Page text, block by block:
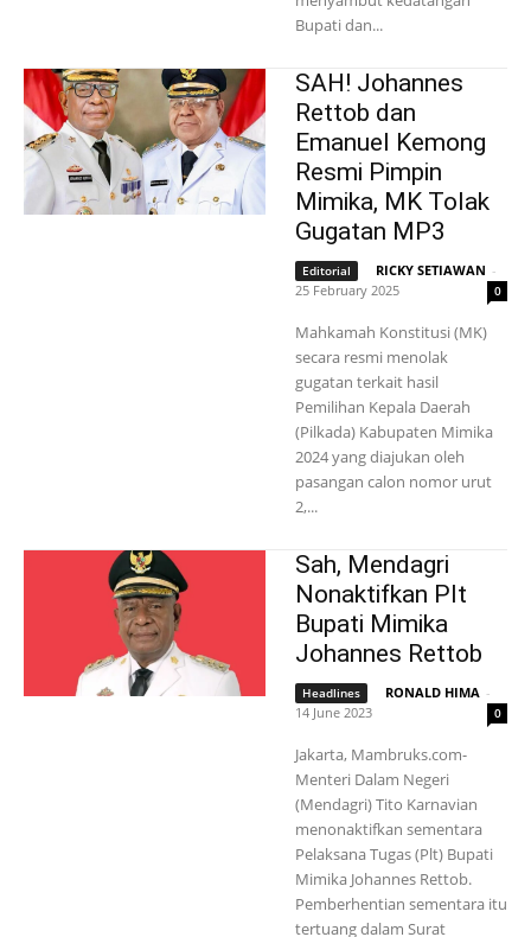
Bupati dan...
SAH! Johannes
Rettob dan
Emanuel Kemong
Resmi Pimpin
Mimika, MK Tolak
Gugatan MP3
Editorial RICKY SETIAWAN -
25 February 2025
0
Mahkamah Konstitusi (MK)
secara resmi menolak
gugatan terkait hasil
Pemilihan Kepala Daerah
(Pilkada) Kabupaten Mimika
2024 yang diajukan oleh
pasangan calon nomor urut
2,...
Sah, Mendagri
Nonaktifkan Plt
Bupati Mimika
Johannes Rettob
Headlines RONALD HIMA -
14 June 2023
0
Jakarta, Mambruks.com-
Menteri Dalam Negeri
(Mendagri) Tito Karnavian
menonaktifkan sementara
Pelaksana Tugas (Plt) Bupati
Mimika Johannes Rettob.
Pemberhentian sementara itu
tertuang dalam Surat